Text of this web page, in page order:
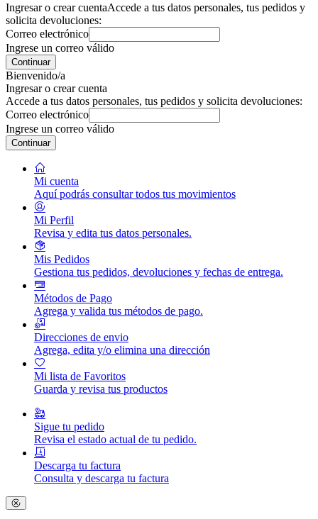
Ingresar o crear cuentaAccede a tus datos personales, tus pedidos y
solicita devoluciones:
Correo electrónico
Ingrese un correo válido
Continuar
Bienvenido/a
Ingresar o crear cuenta
Accede a tus datos personales, tus pedidos y solicita devoluciones:
Correo electrónico
Ingrese un correo válido
Continuar
Mi cuenta
Aquí podrás consultar todos tus movimientos
Mi Perfil
Revisa y edita tus datos personales.
Mis Pedidos
Gestiona tus pedidos, devoluciones y fechas de entrega.
Métodos de Pago
Agrega y valida tus métodos de pago.
Direcciones de envio
Agrega, edita y/o elimina una dirección
Mi lista de Favoritos
Guarda y revisa tus productos
Sigue tu pedido
Revisa el estado actual de tu pedido.
Descarga tu factura
Consulta y descarga tu factura